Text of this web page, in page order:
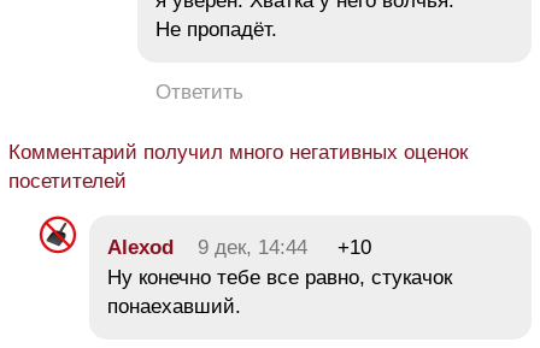
Не пропадёт.
Ответить
Комментарий получил много негативных оценок
посетителей
Alexod 9 дек, 14:44
+10
Ну конечно тебе все равно, стукачок
понаехавший.